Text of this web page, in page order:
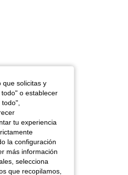
que solicitas y
o establecer
tu experiencia
la configuración
más información
selecciona
que recopilamos,